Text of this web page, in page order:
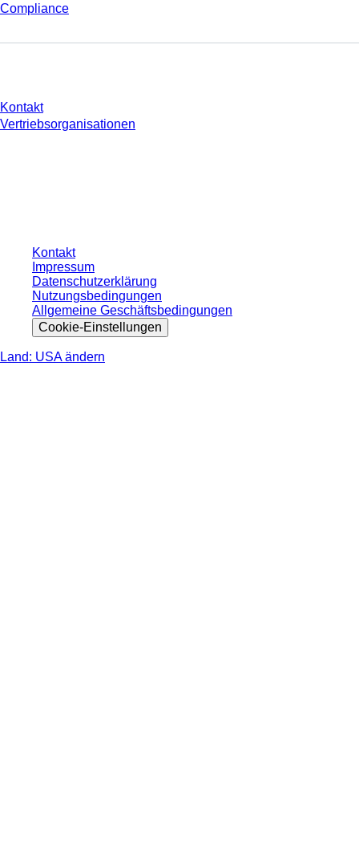
Compliance
Kontakt
Vertriebsorganisationen
Kontakt
Impressum
Datenschutzerklärung
Nutzungsbedingungen
Allgemeine Geschäftsbedingungen
Cookie-Einstellungen
Land: USA ändern